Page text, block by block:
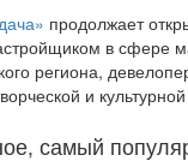
продолжает
в сфере
региона,
и
самый